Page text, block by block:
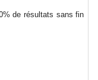
de résultats sans fin